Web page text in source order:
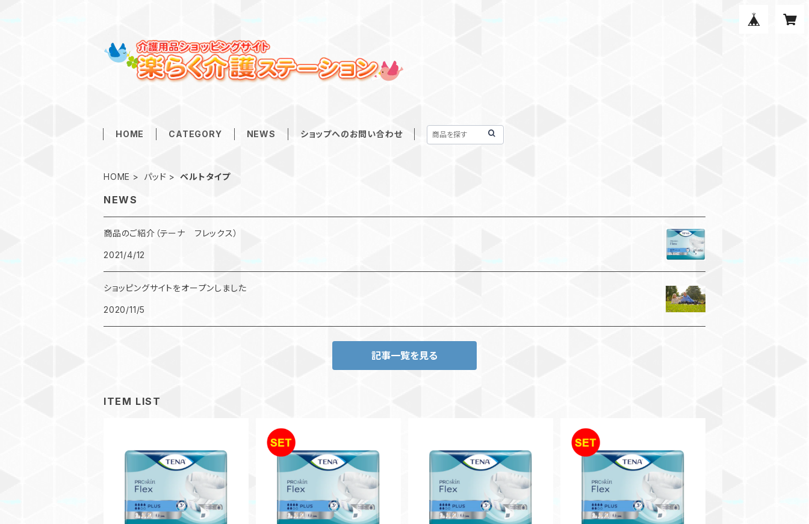
HOME CATEGORY NEWS ショップへのお問い合わせ
HOME パッド ベルトタイプ
NEWS
商品のご紹介（テーナ フレックス）
2021/4/12
ショッピングサイトをオープンしました
2020/11/5
記事一覧を見る
ITEM LIST